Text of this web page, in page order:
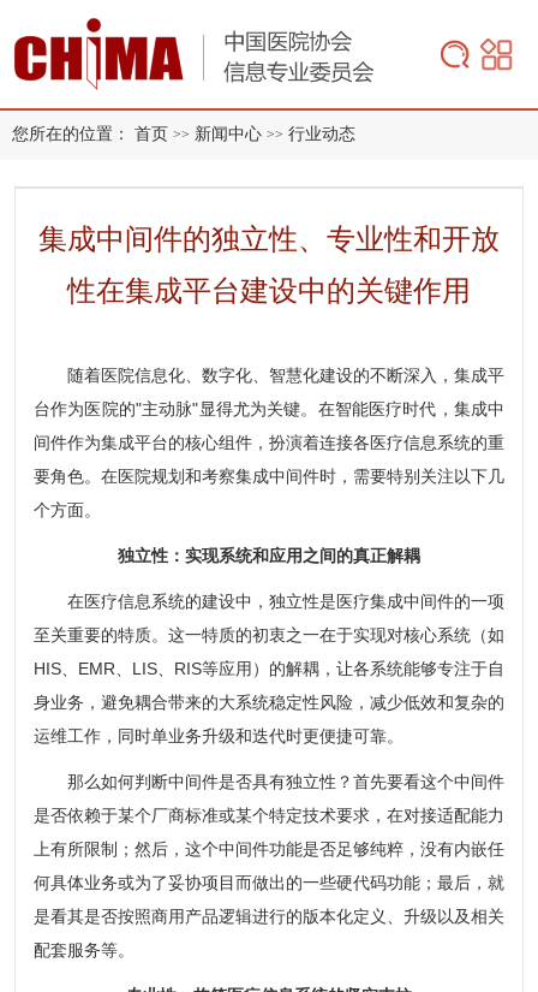
您所在的位置： 首页 >> 新闻中心 >> 行业动态
集成中间件的独立性、专业性和开放
性在集成平台建设中的关键作用
随着医院信息化、数字化、智慧化建设的不断深入，集成平
台作为医院的"主动脉"显得尤为关键。在智能医疗时代，集成中
间件作为集成平台的核心组件，扮演着连接各医疗信息系统的重
要角色。在医院规划和考察集成中间件时，需要特别关注以下几
个方面。
独立性：实现系统和应用之间的真正解耦
在医疗信息系统的建设中，独立性是医疗集成中间件的一项
至关重要的特质。这一特质的初衷之一在于实现对核心系统（如
HIS、EMR、LIS、RIS等应用）的解耦，让各系统能够专注于自
身业务，避免耦合带来的大系统稳定性风险，减少低效和复杂的
运维工作，同时单业务升级和迭代时更便捷可靠。
那么如何判断中间件是否具有独立性？首先要看这个中间件
是否依赖于某个厂商标准或某个特定技术要求，在对接适配能力
上有所限制；然后，这个中间件功能是否足够纯粹，没有内嵌任
何具体业务或为了妥协项目而做出的一些硬代码功能；最后，就
是看其是否按照商用产品逻辑进行的版本化定义、升级以及相关
配套服务等。